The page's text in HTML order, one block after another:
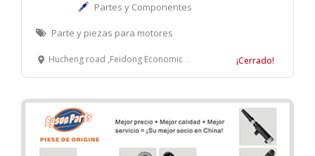
Partes y Componentes
Parte y piezas para motores
Hucheng road ,Feidong Economic Development Area,Hefei City, Anhui Province, China ¡Cerrado!